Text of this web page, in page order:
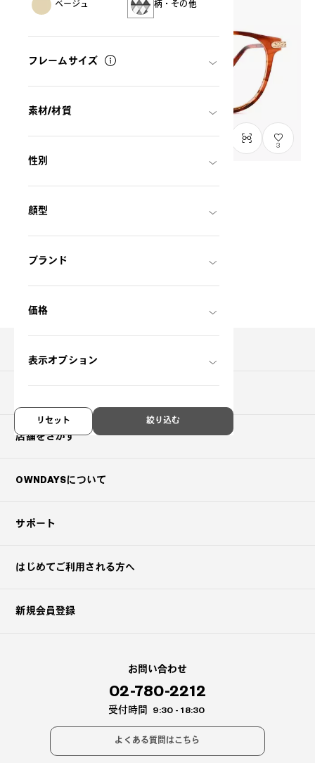
ベージュ 柄・その他
フレームサイズ
素材/材質
性別
顔型
ブランド
価格
表示オプション
絞り込む
リセット
3
Graph Belle
THB3,490.00
店舗をさがす
OWNDAYSについて
サポート
はじめてご利用される方へ
新規会員登録
お問い合わせ
02-780-2212
受付時間 9:30 - 18:30
よくある質問はこちら